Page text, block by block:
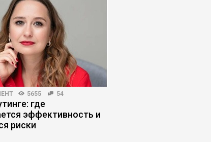
5655 54
где
эффективность и
риски